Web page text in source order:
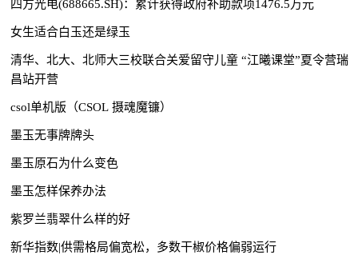
四方光电(688665.SH)：累计获得政府补助款项1476.5万元
女生适合白玉还是绿玉
清华、北大、北师大三校联合关爱留守儿童 “江曦课堂”夏令营瑞
昌站开营
csol单机版（CSOL 摄魂魔镰）
墨玉无事牌牌头
墨玉原石为什么变色
墨玉怎样保养办法
紫罗兰翡翠什么样的好
新华指数|供需格局偏宽松，多数干椒价格偏弱运行